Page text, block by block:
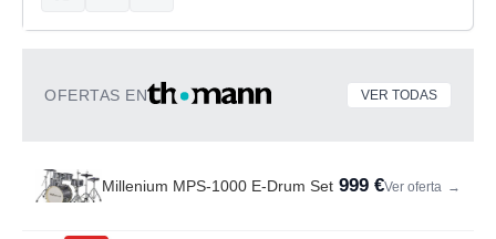
OFERTAS EN VER TODAS
Millenium MPS-1000 E-Drum Set 999 €Ver oferta →